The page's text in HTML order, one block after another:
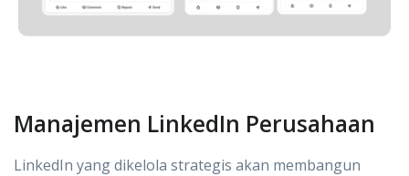
Manajemen LinkedIn Perusahaan
LinkedIn yang dikelola strategis akan membangun